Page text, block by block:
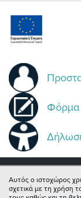
Φόρμα
Αυτός ο ιστοχώρος
σχετικά με τη χρήση